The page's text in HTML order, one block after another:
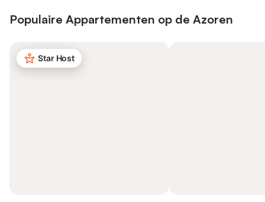
Populaire Appartementen op de Azoren
Star Host